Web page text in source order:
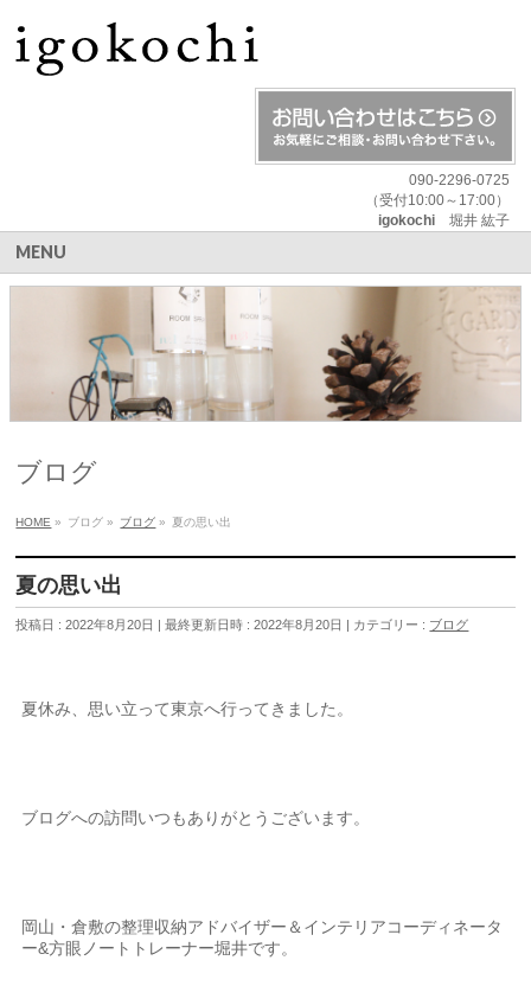
090-2296-0725
（受付10:00～17:00）
igokochi堀井 紘子
MENU
ブログ
HOME » ブログ » ブログ » 夏の思い出
夏の思い出
投稿日 : 2022年8月20日 最終更新日時 : 2022年8月20日 カテゴリー : ブログ
夏休み、思い立って東京へ行ってきました。
ブログへの訪問いつもありがとうございます。
岡山・倉敷の整理収納アドバイザー＆インテリアコーディネータ
ー&方眼ノートトレーナー堀井です。